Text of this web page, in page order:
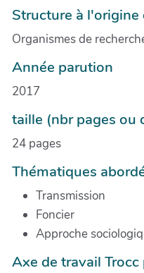
Structure à l'origine
Organismes de
Année parution
2017
taille (nbr pages ou
24 pages
Thématiques
Transmission
Foncier
Approche
Axe de travail